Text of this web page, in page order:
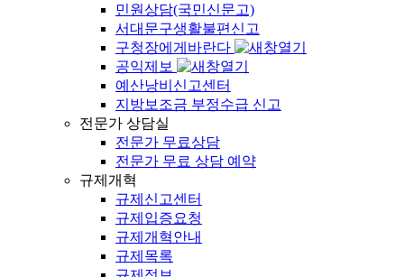
민원상담(국민신문고)
서대문구생활불편신고
구청장에게바란다
공익제보
예산낭비신고센터
지방보조금 부정수급 신고
전문가 상담실
전문가 무료상담
전문가 무료 상담 예약
규제개혁
규제신고센터
규제입증요청
규제개혁안내
규제목록